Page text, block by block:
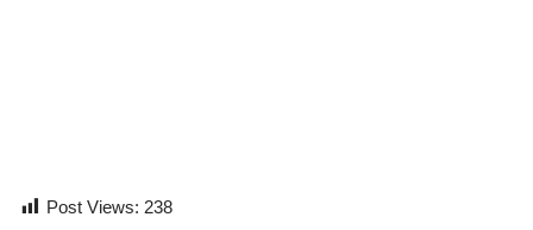
Post Views: 238